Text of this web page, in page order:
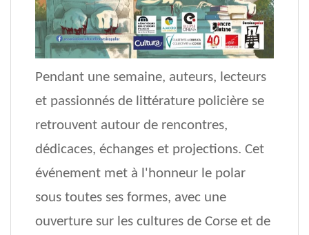
Pendant une semaine, auteurs, lecteurs
et passionnés de littérature policière se
retrouvent autour de rencontres,
dédicaces, échanges et projections. Cet
événement met à l'honneur le polar
sous toutes ses formes, avec une
ouverture sur les cultures de Corse et de